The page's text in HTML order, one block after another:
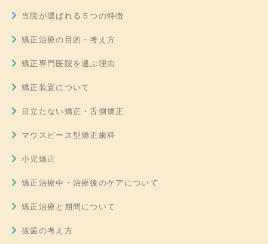
当院が選ばれる５つの特徴
矯正治療の目的・考え方
矯正専門医院を選ぶ理由
矯正装置について
目立たない矯正・舌側矯正
マウスピース型矯正歯科
小児矯正
矯正治療中・治療後のケアについて
矯正治療と期間について
抜歯の考え方